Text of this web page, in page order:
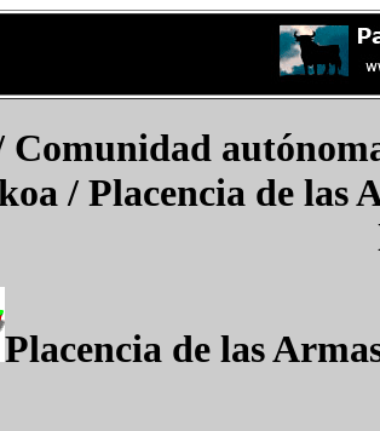
Comunidad
/ Placencia de las
Placencia de las